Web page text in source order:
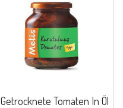
Getrocknete Tomaten In Öl